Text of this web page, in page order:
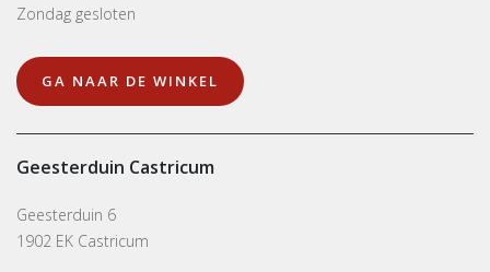
Zondag gesloten
GA NAAR DE WINKEL
Geesterduin Castricum
Geesterduin 6
1902 EK Castricum